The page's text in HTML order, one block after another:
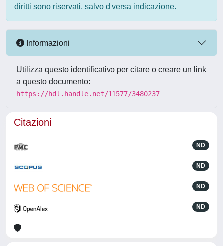
diritti sono riservati, salvo diversa indicazione.
Informazioni
Utilizza questo identificativo per citare o creare un link
a questo documento:
https://hdl.handle.net/11577/3480237
Citazioni
ND
ND
ND
ND